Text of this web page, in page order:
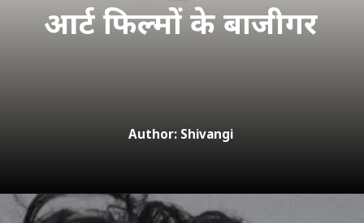
आर्ट फिल्मों के बाजीगर
Author: Shivangi